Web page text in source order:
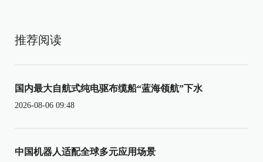
推荐阅读
国内最大自航式纯电驱布缆船“蓝海领航”下水
2026-08-06 09:48
中国机器人适配全球多元应用场景